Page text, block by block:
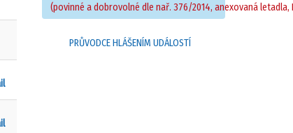
(povinné a dobrovolné dle nař. 376/2014, anexovaná letadla,
PRŮVODCE HLÁŠENÍM UDÁLOSTÍ